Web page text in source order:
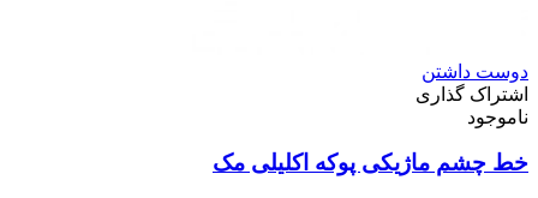
دوست داشتن
اشتراک گذاری
ناموجود
خط چشم ماژیکی پوکه اکلیلی مک